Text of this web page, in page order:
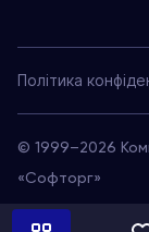
© 1999–2026
«Софторг»
Політика